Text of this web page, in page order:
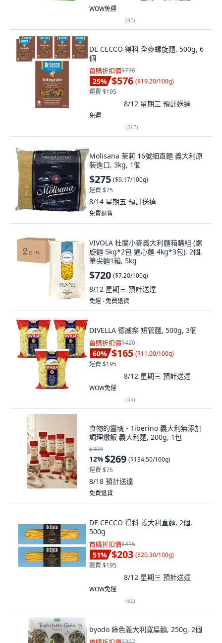
WOW免運
(92)
DE CECCO 得科 全麥螺旋麵, 500g, 6
個
首購折扣價$776
25% $576 ($19.20/100g)
運費 $195
8/12 星期三 預計送達
免運
(517)
Molisana 茉莉 16號細直麵 義大利原
裝進口, 3kg, 1個
$275 ($9.17/100g)
運費 $75
8/14 星期五 預計送達
免費退貨
VIVOLA 杜蘭小麥義大利麵箱購組 (螺
旋麵 5kg*2包 通心麵 4kg*3包), 2個,
筆尖麵1箱, 5kg
$720 ($7.20/100g)
8/12 星期三 預計送達
免運 ∙ 免費退貨
DIVELLA 德威樂 短管麵, 500g, 3個
首購折扣價$420
60% $165 ($11.00/100g)
運費 $195
8/12 星期三 預計送達
WOW免運
(53)
食物的靈魂 - Tiberino 義大利無添加
調理燉飯 義大利麵, 200g, 1包
$309
12%$269 ($134.50/100g)
運費 $75
8/18 預計送達
免費退貨
DE CECCO 得科 義大利直麵, 2個,
500g
首購折扣價$415
51% $203 ($20.30/100g)
運費 $195
8/12 星期三 預計送達
WOW免運
(62)
byodo 綠色義大利寬扁麵, 250g, 2個